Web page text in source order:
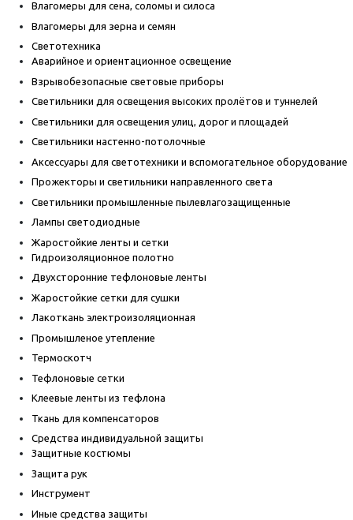
Влагомеры для сена, соломы и силоса
Влагомеры для зерна и семян
Светотехника
Аварийное и ориентационное освещение
Взрывобезопасные световые приборы
Светильники для освещения высоких пролётов и туннелей
Светильники для освещения улиц, дорог и площадей
Светильники настенно-потолочные
Аксессуары для светотехники и вспомогательное оборудование
Прожекторы и светильники направленного света
Светильники промышленные пылевлагозащищенные
Лампы светодиодные
Жаростойкие ленты и сетки
Гидроизоляционное полотно
Двухсторонние тефлоновые ленты
Жаростойкие сетки для сушки
Лакоткань электроизоляционная
Промышленое утепление
Термоскотч
Тефлоновые сетки
Клеевые ленты из тефлона
Ткань для компенсаторов
Средства индивидуальной защиты
Защитные костюмы
Защита рук
Инструмент
Иные средства защиты